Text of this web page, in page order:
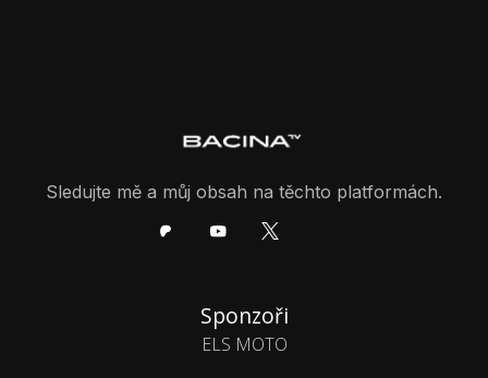
Sledujte mě a můj obsah na těchto platformách.
Sponzoři
ELS MOTO